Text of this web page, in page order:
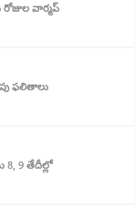
రోజుల వార్మప్
ఫలితాలు
8, 9 తేదీల్లో